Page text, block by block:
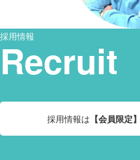
採用情報
Recruit
採用情報は 【会員限定】